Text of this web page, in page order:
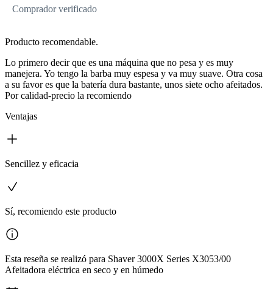
Comprador verificado
Producto recomendable.
Lo primero decir que es una máquina que no pesa y es muy
manejera. Yo tengo la barba muy espesa y va muy suave. Otra cosa
a su favor es que la batería dura bastante, unos siete ocho afeitados.
Por calidad-precio la recomiendo
Ventajas
Sencillez y eficacia
Sí, recomiendo este producto
Esta reseña se realizó para Shaver 3000X Series X3053/00
Afeitadora eléctrica en seco y en húmedo